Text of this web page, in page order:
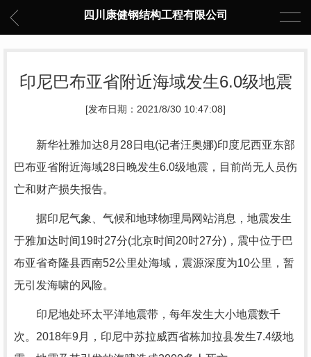
四川康健钢结构工程有限公司
印尼巴布亚省附近海域发生6.0级地震
[发布日期：2021/8/30 10:47:08]
新华社雅加达8月28日电(记者汪奥娜)印度尼西亚东部
巴布亚省附近海域28日晚发生6.0级地震，目前尚无人员伤
亡和财产损失报告。
据印尼气象、气候和地球物理局网站消息，地震发生
于雅加达时间19时27分(北京时间20时27分)，震中位于巴
布亚省奇隆县西南52公里处海域，震源深度为10公里，暂
无引发海啸的风险。
印尼地处环太平洋地震带，每年发生大小地震数千
次。2018年9月，印尼中苏拉威西省栋加拉县发生7.4级地